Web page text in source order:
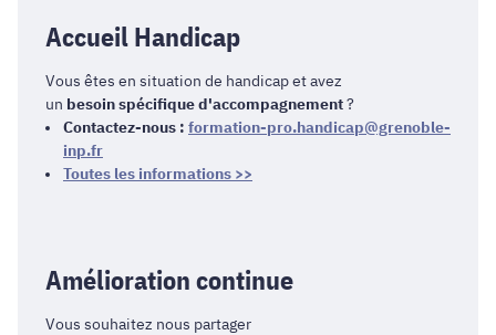
Accueil Handicap
Vous êtes en situation de handicap et avez
un besoin spécifique d'accompagnement?
Contactez-nous : formation-pro.handicap@grenoble-
inp.fr
Toutes les informations >>
Amélioration continue
Vous souhaitez nous partager